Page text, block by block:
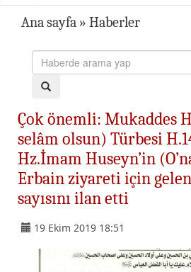
Ana sayfa » Haberler
Çok önemli: Mukaddes
selâm olsun) Türbesi
Hz.İmam Huseyn’in
Erbain ziyareti için
sayısını ilan etti
19 Ekim 2019 18:51